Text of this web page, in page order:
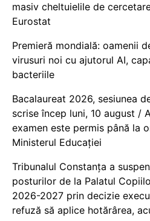
masiv cheltuielile de
Eurostat
Premieră mondială: oamenii
virusuri noi cu ajutorul AI,
bacteriile
Bacalaureat 2026, sesiunea
scrise încep luni, 10 august /
examen este permis până la
Ministerul Educației
Tribunalul Constanța a
posturilor de la Palatul
2026-2027 prin decizie
refuză să aplice hotărârea,